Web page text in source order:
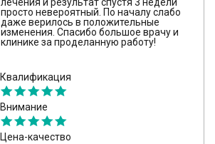
лечения и результат спустя 3 недели
просто невероятный. По началу слабо
даже верилось в положительные
изменения. Спасибо большое врачу и
клинике за проделанную работу!
Квалификация
Внимание
Цена-качество